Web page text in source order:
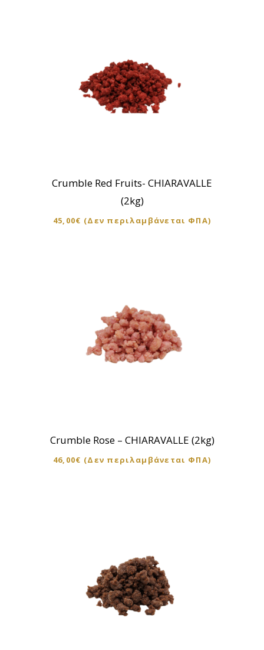
Crumble Red Fruits- CHIARAVALLE
(2kg)
45,00€ (Δεν περιλαμβάνεται ΦΠΑ)
Crumble Rose – CHIARAVALLE (2kg)
46,00€ (Δεν περιλαμβάνεται ΦΠΑ)